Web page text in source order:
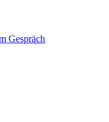
Gespräch